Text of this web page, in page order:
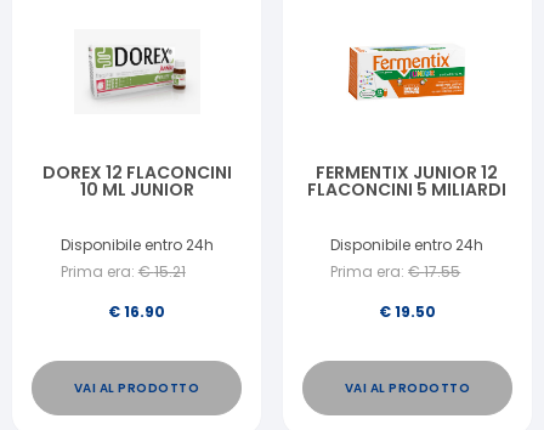
DOREX 12 FLACONCINI
10 ML JUNIOR
Disponibile entro 24h
Prima era: €15.21
€16.90
VAI AL PRODOTTO
FERMENTIX JUNIOR 12
FLACONCINI 5 MILIARDI
Disponibile entro 24h
Prima era: €17.55
€19.50
VAI AL PRODOTTO